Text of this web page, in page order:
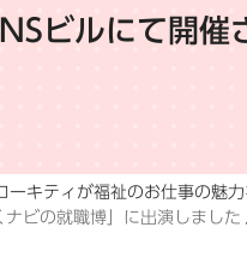
ビルにて開催
キティが福祉のお仕事の魅力
ビの就職博」に出演しまし